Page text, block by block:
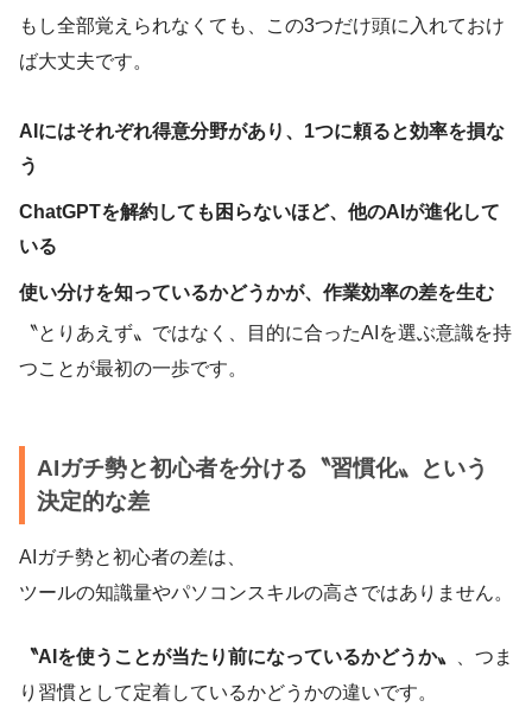
もし全部覚えられなくても、この3つだけ頭に入れておけ
ば大丈夫です。
AIにはそれぞれ得意分野があり、1つに頼ると効率を損な
う
ChatGPTを解約しても困らないほど、他のAIが進化して
いる
使い分けを知っているかどうかが、作業効率の差を生む
〝とりあえず〟ではなく、目的に合ったAIを選ぶ意識を持
つことが最初の一歩です。
AIガチ勢と初心者を分ける〝習慣化〟という
決定的な差
AIガチ勢と初心者の差は、
ツールの知識量やパソコンスキルの高さではありません。
〝AIを使うことが当たり前になっているかどうか〟
、つま
り習慣として定着しているかどうかの違いです。